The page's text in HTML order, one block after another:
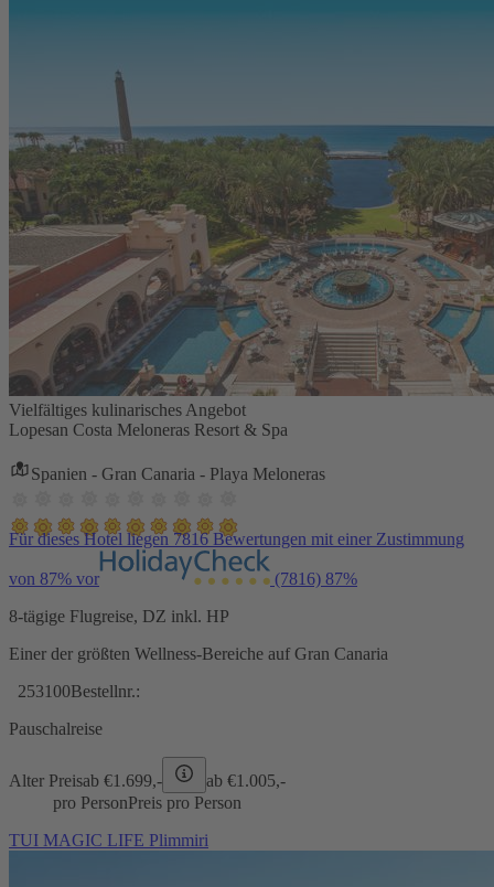
Vielfältiges kulinarisches Angebot
Lopesan Costa Meloneras Resort & Spa
Spanien - Gran Canaria - Playa Meloneras
Für dieses Hotel liegen 7816 Bewertungen mit einer Zustimmung
von 87% vor (7816) 87%
8-tägige Flugreise, DZ inkl. HP
Einer der größten Wellness-Bereiche auf Gran Canaria
253100Bestellnr.:
Pauschalreise
Alter Preisab €1.699,- ab €1.005,-
pro PersonPreis pro Person
TUI MAGIC LIFE Plimmiri